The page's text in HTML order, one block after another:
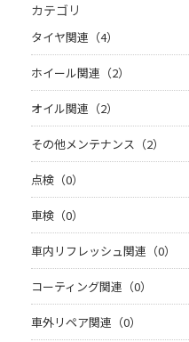
カテゴリ
タイヤ関連（4）
ホイール関連（2）
オイル関連（2）
その他メンテナンス（2）
点検（0）
車検（0）
車内リフレッシュ関連（0）
コーティング関連（0）
車外リペア関連（0）